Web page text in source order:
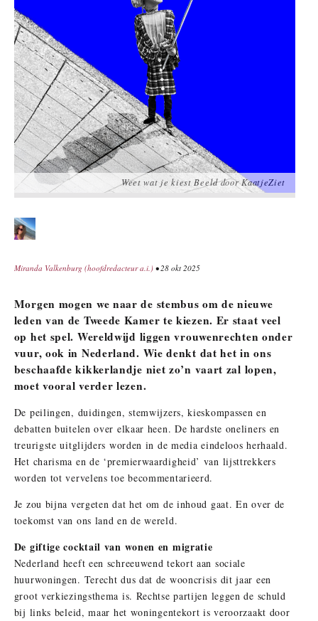
Weet wat je kiest Beeld door KaatjeZiet
Miranda Valkenburg (hoofdredacteur a.i.)• 28 okt 2025
Morgen mogen we naar de stembus om de nieuwe
leden van de Tweede Kamer te kiezen. Er staat veel
op het spel. Wereldwijd liggen vrouwenrechten onder
vuur, ook in Nederland. Wie denkt dat het in ons
beschaafde kikkerlandje niet zo’n vaart zal lopen,
moet vooral verder lezen.
De peilingen, duidingen, stemwijzers, kieskompassen en
debatten buitelen over elkaar heen. De hardste oneliners en
treurigste uitglijders worden in de media eindeloos herhaald.
Het charisma en de ‘premierwaardigheid’ van lijsttrekkers
worden tot vervelens toe becommentarieerd.
Je zou bijna vergeten dat het om de inhoud gaat. En over de
toekomst van ons land en de wereld.
De giftige cocktail van wonen en migratie
Nederland heeft een schreeuwend tekort aan sociale
huurwoningen. Terecht dus dat de wooncrisis dit jaar een
groot verkiezingsthema is. Rechtse partijen leggen de schuld
bij links beleid, maar het woningentekort is veroorzaakt door